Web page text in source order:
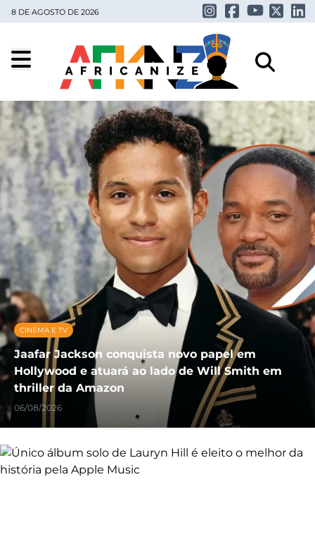
8 DE AGOSTO DE 2026
CINEMA E TV
Jaafar Jackson conquista novo papel em
Hollywood e atuará ao lado de Will Smith em
thriller da Amazon
06/08/2026